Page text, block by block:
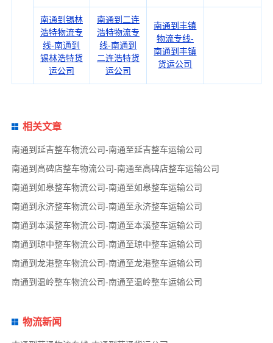
南通到锡林
浩特物流专
线-南通到
锡林浩特货
运公司
南通到二连
浩特物流专
线-南通到
二连浩特货
运公司
南通到丰镇
物流专线-
南通到丰镇
货运公司
相关文章
南通到延吉整车物流公司-南通至延吉整车运输公司
南通到高碑店整车物流公司-南通至高碑店整车运输公司
南通到如皋整车物流公司-南通至如皋整车运输公司
南通到永济整车物流公司-南通至永济整车运输公司
南通到本溪整车物流公司-南通至本溪整车运输公司
南通到琼中整车物流公司-南通至琼中整车运输公司
南通到龙港整车物流公司-南通至龙港整车运输公司
南通到温岭整车物流公司-南通至温岭整车运输公司
物流新闻